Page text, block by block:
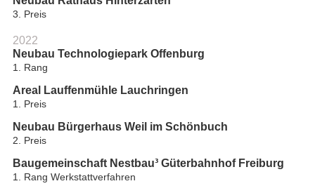
3. Preis
2022
Neubau Technologiepark Offenburg
1. Rang
Areal Lauffenmühle Lauchringen
1. Preis
Neubau Bürgerhaus Weil im Schönbuch
2. Preis
Baugemeinschaft Nestbau³ Güterbahnhof Freiburg
1. Rang Werkstattverfahren